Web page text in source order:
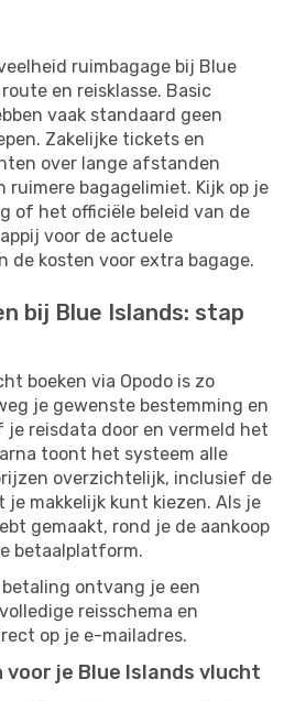
ruimbagage bij Blue
en reisklasse. Basic
vaak standaard geen
Zakelijke tickets en
over lange afstanden
ruimere bagagelimiet. Kijk op je
of het officiële beleid van de
voor de actuele
de kosten voor extra bagage.
bij Blue Islands: stap
boeken via Opodo is zo
je gewenste bestemming en
reisdata door en vermeld het
toont het systeem alle
overzichtelijk, inclusief de
je makkelijk kunt kiezen. Als je
gemaakt, rond je de aankoop
betaalplatform.
ontvang je een
reisschema en
op je e-mailadres.
voor je Blue Islands vlucht